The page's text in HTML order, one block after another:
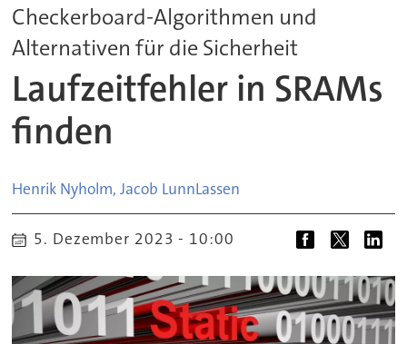
Checkerboard-Algorithmen und
Alternativen für die Sicherheit
Laufzeitfehler in SRAMs
finden
Henrik Nyholm, Jacob LunnLassen
5. Dezember 2023 - 10:00